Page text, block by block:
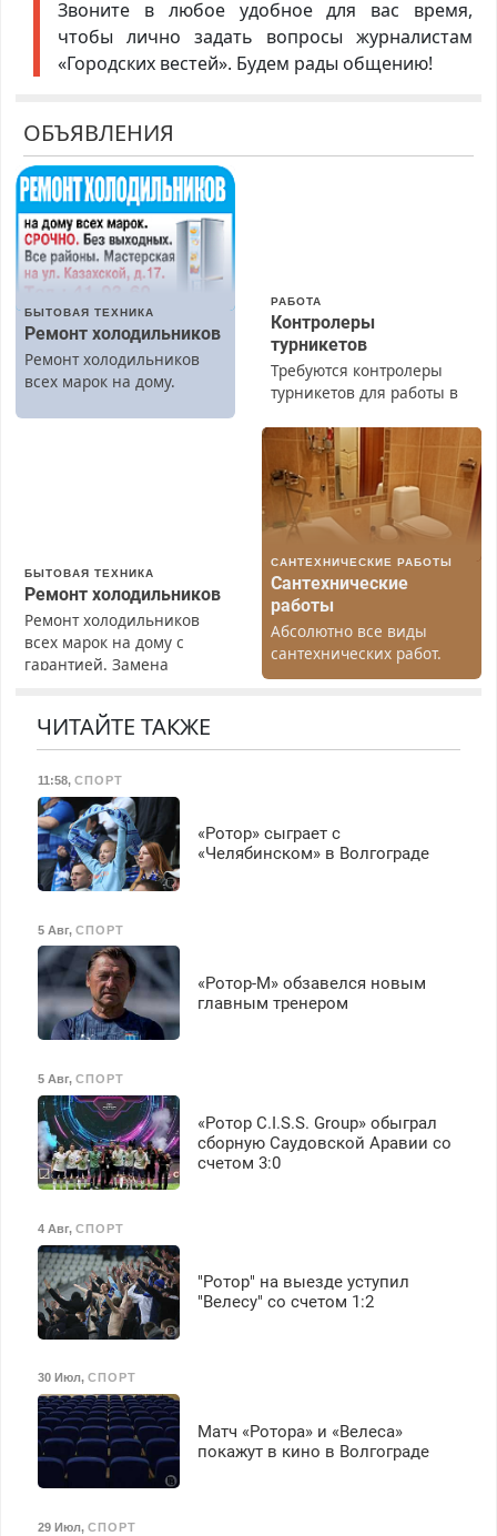
Звоните в любое удобное для вас время,
чтобы лично задать вопросы журналистам
«Городских вестей». Будем рады общению!
ОБЪЯВЛЕНИЯ
БЫТОВАЯ ТЕХНИКА
Ремонт холодильников
Ремонт холодильников
всех марок на дому.
РАБОТА
Контролеры
турникетов
Требуются контролеры
турникетов для работы в
(мужчины, женщины).
Прием по ТК РФ. График
работы любой.
Бесплатное проживание.
З/п – до 96000 рублей до
Ежемесячно
выплачивается денежная
премия. Возможно
бесплатное обучение,
получение документов,
работа инспектором по
125000 руб.
БЫТОВАЯ ТЕХНИКА
Ремонт холодильников
Ремонт холодильников
всех марок на дому с
гарантией. Замена
Недорого. Без выходных.
Все районы. Скидка.
Вызов бесплатный.
САНТЕХНИЧЕСКИЕ РАБОТЫ
Сантехнические
работы
Абсолютно все виды
сантехнических работ.
Быстро. Качественно.
ЧИТАЙТЕ ТАКЖЕ
11:58, СПОРТ
«Ротор» сыграет с
«Челябинском» в Волгограде
5 Авг, СПОРТ
«Ротор-М» обзавелся новым
главным тренером
5 Авг, СПОРТ
«Ротор C.I.S.S. Group» обыграл
сборную Саудовской Аравии со
счетом 3:0
4 Авг, СПОРТ
"Ротор" на выезде уступил
"Велесу" со счетом 1:2
30 Июл, СПОРТ
Матч «Ротора» и «Велеса»
покажут в кино в Волгограде
29 Июл, СПОРТ